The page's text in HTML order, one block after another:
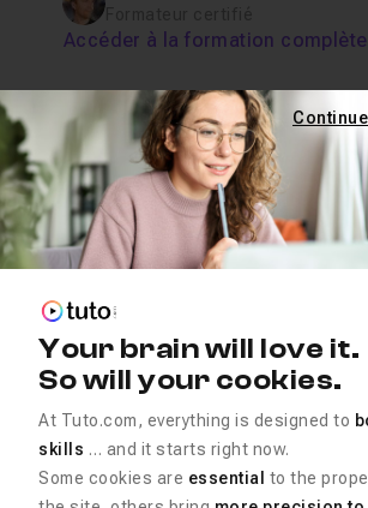
Accéder à la formation complète